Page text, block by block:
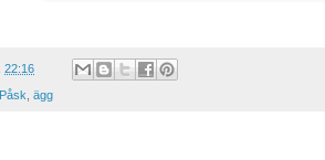
22:16
Påsk ägg